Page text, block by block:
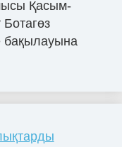
Қасым-
бақылауына